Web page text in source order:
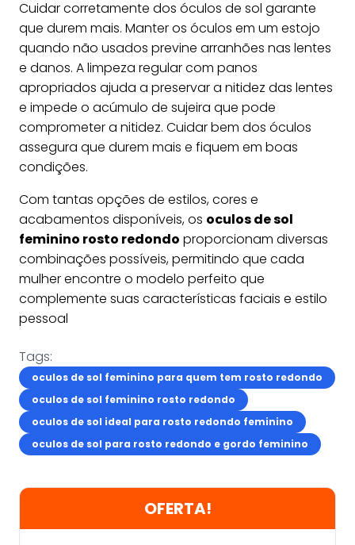
Cuidar corretamente dos óculos de sol garante
que durem mais. Manter os óculos em um estojo
quando não usados previne arranhões nas lentes
e danos. A limpeza regular com panos
apropriados ajuda a preservar a nitidez das lentes
e impede o acúmulo de sujeira que pode
comprometer a nitidez. Cuidar bem dos óculos
assegura que durem mais e fiquem em boas
condições.
Com tantas opções de estilos, cores e
acabamentos disponíveis, os oculos de sol
feminino rosto redondo proporcionam diversas
combinações possíveis, permitindo que cada
mulher encontre o modelo perfeito que
complemente suas características faciais e estilo
pessoal
Tags:
oculos de sol feminino para quem tem rosto redondo
oculos de sol feminino rosto redondo
oculos de sol ideal para rosto redondo feminino
oculos de sol para rosto redondo e gordo feminino
OFERTA!